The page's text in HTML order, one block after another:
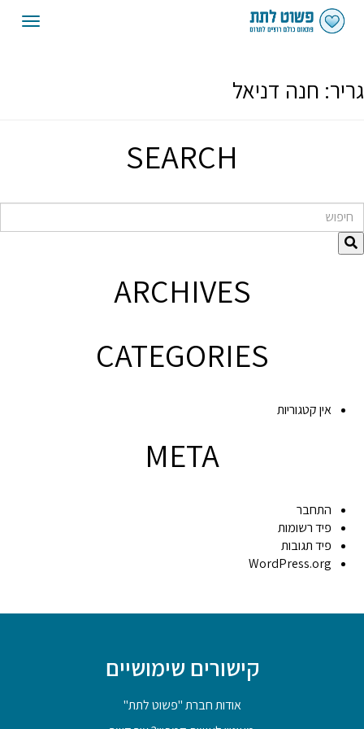
גריר: חנה דניאל
SEARCH
חיפוש
ARCHIVES
CATEGORIES
אין קטגוריות
META
התחבר
פיד רשומות
פיד תגובות
WordPress.org
קישורים שימושיים
אודות חברת "פשוט לתת"